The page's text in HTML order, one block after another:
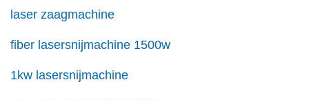
laser zaagmachine
fiber lasersnijmachine 1500w
1kw lasersnijmachine